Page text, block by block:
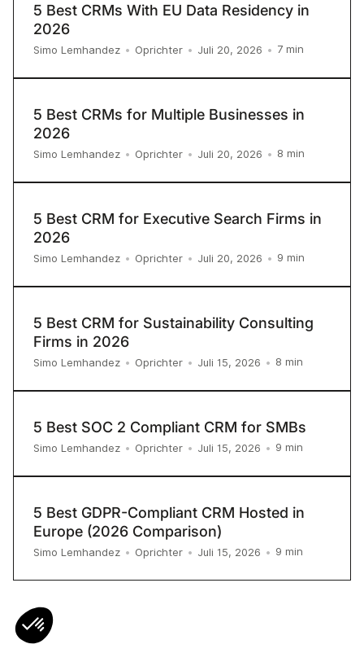
5 Best CRMs With EU Data Residency in
2026
Simo Lemhandez • Oprichter • Juli 20, 2026 • 7 min
5 Best CRMs for Multiple Businesses in
2026
Simo Lemhandez • Oprichter • Juli 20, 2026 • 8 min
5 Best CRM for Executive Search Firms in
2026
Simo Lemhandez • Oprichter • Juli 20, 2026 • 9 min
5 Best CRM for Sustainability Consulting
Firms in 2026
Simo Lemhandez • Oprichter • Juli 15, 2026 • 8 min
5 Best SOC 2 Compliant CRM for SMBs
Simo Lemhandez • Oprichter • Juli 15, 2026 • 9 min
5 Best GDPR-Compliant CRM Hosted in
Europe (2026 Comparison)
Simo Lemhandez • Oprichter • Juli 15, 2026 • 9 min